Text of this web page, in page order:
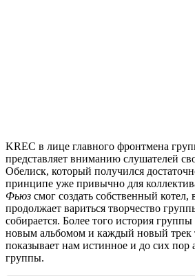
KREC в лице главного фронтмена
представляет вниманию слушателей
Обелиск, который получился
принципе уже привычно для
Фьюз смог создать собственный
продолжает вариться творчество
собирается. Более того история
новым альбомом и каждый новый трек
показывает нам истинное и до сих пор
группы.